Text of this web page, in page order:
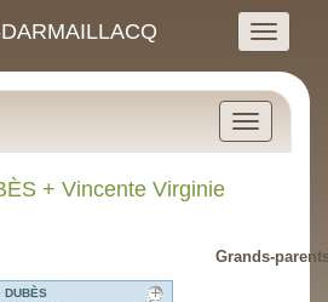
+ Vincente Virginie
Grands-
DUBÈS